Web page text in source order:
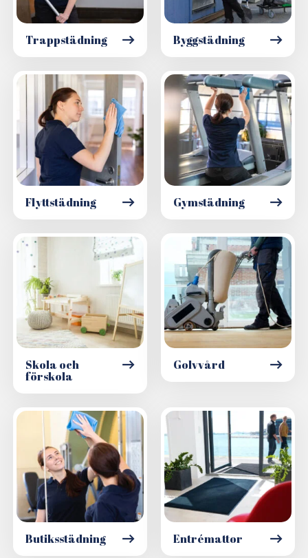
Trappstädning Byggstädning
Flyttstädning Gymstädning
Skola och
förskola
Golvvård
Butiksstädning Entrémattor